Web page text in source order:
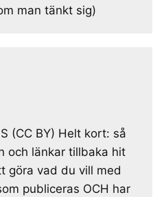
man tänkt sig)
(CC BY) Helt kort: så
och länkar tillbaka hit
göra vad du vill med
publiceras OCH har